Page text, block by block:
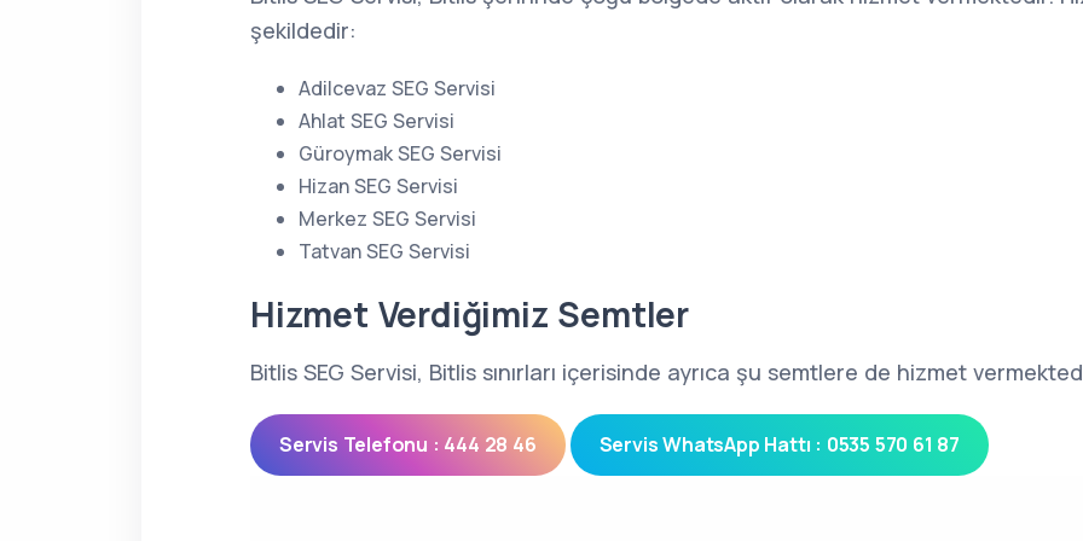
şekildedir:
Adilcevaz SEG Servisi
Ahlat SEG Servisi
Güroymak SEG Servisi
Hizan SEG Servisi
Merkez SEG Servisi
Tatvan SEG Servisi
Hizmet Verdiğimiz Semtler
Bitlis SEG Servisi, Bitlis sınırları içerisinde ayrıca şu semtlere de hizmet
Servis Telefonu : 444 28 46 Servis WhatsApp Hattı : 0535 570 61 87